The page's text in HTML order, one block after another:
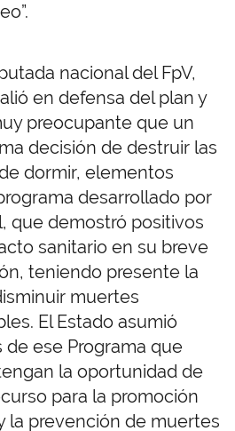
nacional del FpV,
en defensa del plan y
preocupante que un
decisión de destruir las
dormir, elementos
desarrollado por
que demostró positivos
sanitario en su breve
teniendo presente la
muertes
El Estado asumió
ese Programa que
la oportunidad de
para la promoción
la prevención de muertes